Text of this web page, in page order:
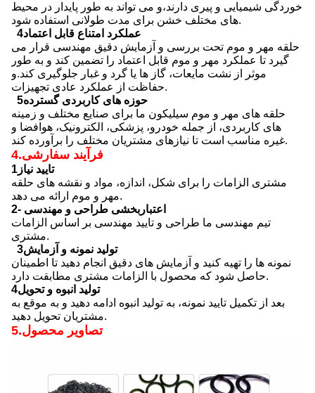
خوردگی شیمیایی و پیری دارند،و می تواند به طور پایدار در محیط
های مختلف خشن برای مدت طولانی استفاده شود.
4عملکرد امتناع قابل اعتماد
حلقه مهر و موم تحت بررسی و آزمایش دقیق مهندسی قرار می
گیرد تا عملکرد مهر و موم قابل اعتماد را تضمین کند و به طور
موثر از نشت مایعات، گاز ها یا گرد و غبار جلوگیری کند.و
حفاظت از عملکرد عادی تجهیزات.
5حوزه های کاربردی گسترده
حلقه های مهر و موم سیلیکون ما برای صنایع مختلف و زمینه
های کاربردی، از جمله خودرو، پزشکی، الکترونیک، هوافضا و
غیره مناسب است تا نیازهای مشتریان مختلف را برآورده کند.
4.فرآیند سفارشی
1تایید نیاز
مشتری الزامات را برای شکل، اندازه، مواد و نقشه های حلقه
مهر و موم ارائه می دهد.
2- اعتباربخشی طراحی و مهندسی
تیم مهندسی ما طراحی و تایید مهندسی بر اساس الزامات
مشتری.
3تولید نمونه و آزمایش
نمونه ها را تهیه کنید و آزمایش های دقیق انجام دهید تا اطمینان
حاصل شود که محصول با الزامات مشتری مطابقت دارد.
4تولید انبوه و تحویل
بعد از تکمیل تایید نمونه، به تولید انبوه ادامه دهید و به موقع به
مشتریان تحویل دهید.
5.تصاویر محصول